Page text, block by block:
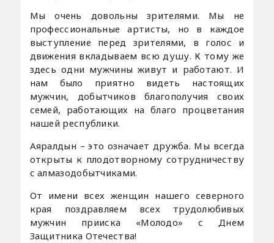
Мы очень довольны зрителями. Мы не
профессиональные артисты, но в каждое
выступление перед зрителями, в голос и
движения вкладываем всю душу. К тому же
здесь одни мужчины живут и работают. И
нам было приятно видеть настоящих
мужчин, добытчиков благополучия своих
семей, работающих на благо процветания
нашей республики.
Аяралдын – это означает дружба. Мы всегда
открыты к плодотворному сотрудничеству
с алмазодобытчиками.
От имени всех женщин нашего северного
края поздравляем всех трудолюбивых
мужчин прииска «Молодо» с Днем
Защитника Отечества!